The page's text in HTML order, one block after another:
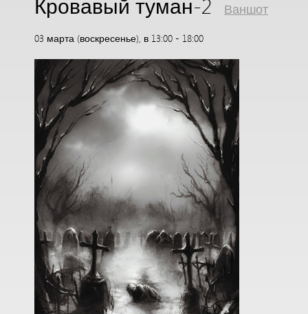
Кровавый туман-2 Ваншот
03 марта (воскресенье), в 13:00 - 18:00